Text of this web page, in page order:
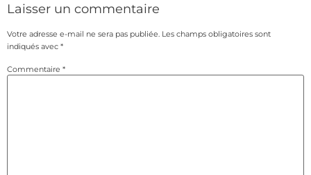
Laisser un commentaire
Votre adresse e-mail ne sera pas publiée. Les champs obligatoires sont
indiqués avec *
Commentaire *